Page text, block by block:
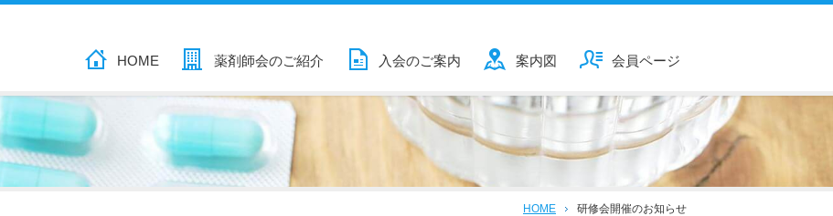
HOME 薬剤師会のご紹介 入会のご案内 案内図 会員ページ
HOME 研修会開催のお知らせ